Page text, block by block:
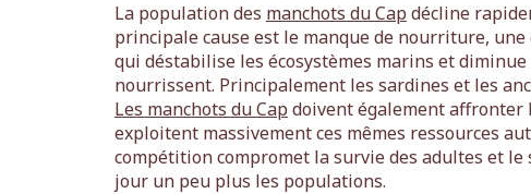
La population des manchots du Cap décline
principale cause est le manque de nourriture,
qui déstabilise les écosystèmes marins et
nourrissent. Principalement les sardines et les
Les manchots du Cap doivent également affronter
exploitent massivement ces mêmes ressources
compétition compromet la survie des adultes et
jour un peu plus les populations.